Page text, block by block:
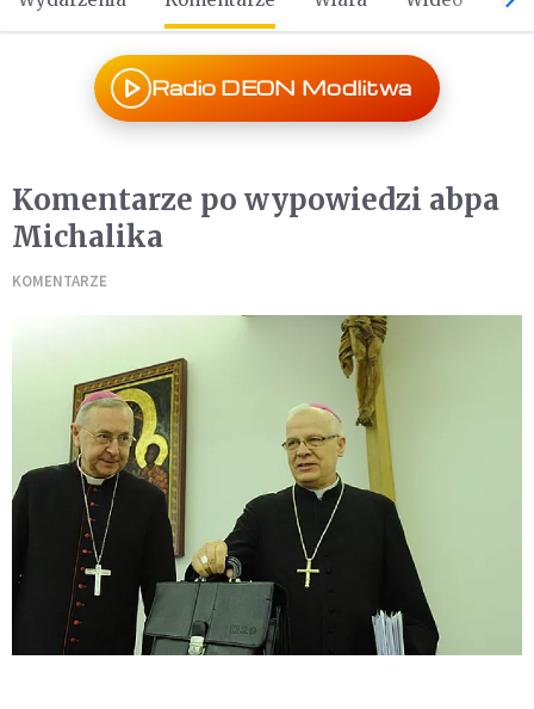
Radio DEON Modlitwa
Komentarze po wypowiedzi abpa
Michalika
KOMENTARZE